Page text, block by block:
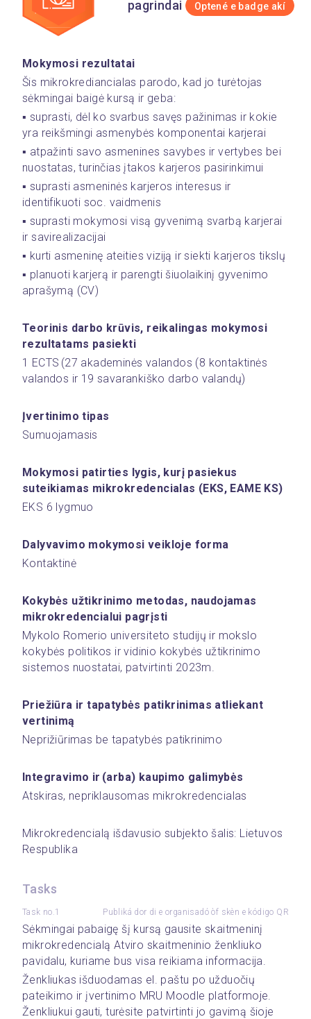
pagrindai Optené e badge akí
Mokymosi rezultatai
Šis mikrokrediancialas parodo, kad jo turėtojas
sėkmingai baigė kursą ir geba:
▪️ suprasti, dėl ko svarbus savęs pažinimas ir kokie
yra reikšmingi asmenybės komponentai karjerai
▪️ atpažinti savo asmenines savybes ir vertybes bei
nuostatas, turinčias įtakos karjeros pasirinkimui
▪️ suprasti asmeninės karjeros interesus ir
identifikuoti soc. vaidmenis
▪️ suprasti mokymosi visą gyvenimą svarbą karjerai
ir savirealizacijai
▪️ kurti asmeninę ateities viziją ir siekti karjeros tikslų
▪️ planuoti karjerą ir parengti šiuolaikinį gyvenimo
aprašymą (CV)
Teorinis darbo krūvis, reikalingas mokymosi
rezultatams pasiekti
1 ECTS (27 akademinės valandos (8 kontaktinės
valandos ir 19 savarankiško darbo valandų)
Įvertinimo tipas
Sumuojamasis
Mokymosi patirties lygis, kurį pasiekus
EKS 6 lygmuo
Dalyvavimo mokymosi veikloje forma
Kontaktinė
Kokybės užtikrinimo metodas, naudojamas
mikrokredencialui pagrįsti
Mykolo Romerio universiteto studijų ir mokslo
kokybės politikos ir vidinio kokybės užtikrinimo
sistemos nuostatai, patvirtinti 2023m.
Priežiūra ir tapatybės patikrinimas atliekant
vertinimą
Neprižiūrimas be tapatybės patikrinimo
Integravimo ir (arba) kaupimo galimybės
Atskiras, nepriklausomas mikrokredencialas
Mikrokredencialą išdavusio subjekto šalis: Lietuvos
Respublika
Tasks
Task no.1 Publiká dor di e organisadó òf skèn e kódigo QR
Sėkmingai pabaigę šį kursą gausite skaitmeninį
mikrokredencialą Atviro skaitmeninio ženkliuko
pavidalu, kuriame bus visa reikiama informacija.
Ženkliukas išduodamas el. paštu po užduočių
pateikimo ir įvertinimo MRU Moodle platformoje.
Ženkliukui gauti, turėsite patvirtinti jo gavimą šioje